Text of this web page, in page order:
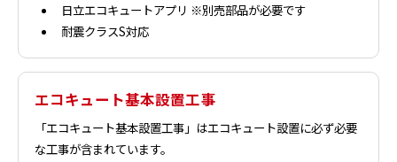
日立エコキュートアプリ ※別売部品が必要です
耐震クラスS対応
エコキュート基本設置工事
「エコキュート基本設置工事」はエコキュート設置に必ず必要
な工事が含まれています。